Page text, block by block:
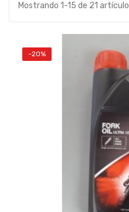
Mostrando 1-15 de 21
-20%